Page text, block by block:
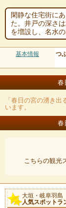
閑静な住宅街に
た。井戸の深さ
を増設し、名水
基本情報 つ
春
「春日の宮の湧き
います。
春
こちらの観光
大垣・岐阜羽島
人気スポットラ